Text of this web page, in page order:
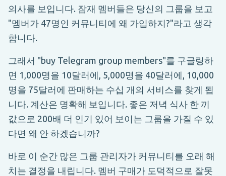
의사를 보입니다. 잠재 멤버들은 당신의 그룹을 보고
"멤버가 47명인 커뮤니티에 왜 가입하지?"라고 생각
합니다.
그래서 "buy Telegram group members"를 구글링하
면 1,000명을 10달러에, 5,000명을 40달러에, 10,000
명을 75달러에 판매하는 수십 개의 서비스를 찾게 됩
니다. 계산은 명확해 보입니다. 좋은 저녁 식사 한 끼
값으로 200배 더 인기 있어 보이는 그룹을 가질 수 있
다면 왜 안 하겠습니까?
바로 이 순간 많은 그룹 관리자가 커뮤니티를 오래 해
치는 결정을 내립니다. 멤버 구매가 도덕적으로 잘못